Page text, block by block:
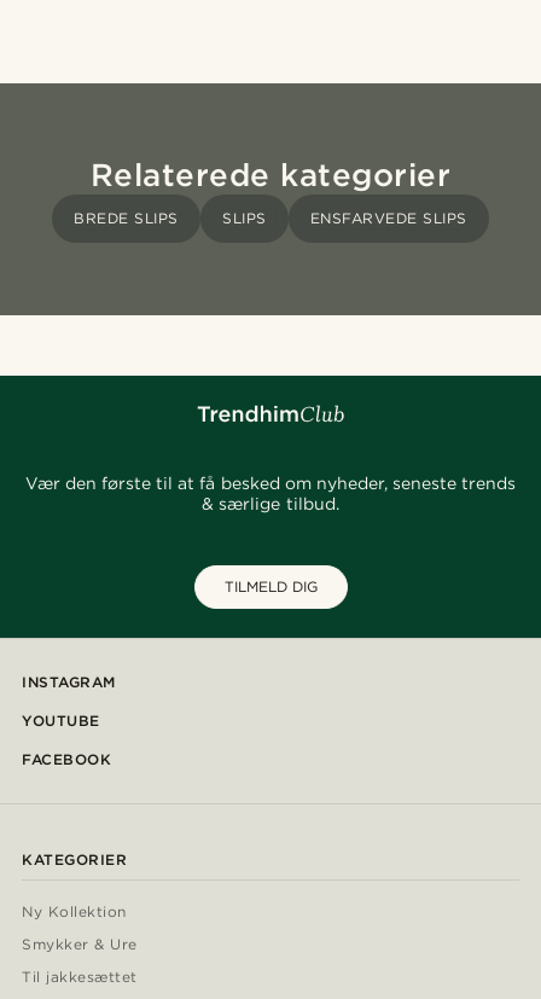
Relaterede kategorier
BREDE SLIPS SLIPS ENSFARVEDE SLIPS
Vær den første til at få besked om nyheder, seneste trends
& særlige tilbud.
TILMELD DIG
INSTAGRAM
YOUTUBE
FACEBOOK
KATEGORIER
Ny Kollektion
Smykker & Ure
Til jakkesættet